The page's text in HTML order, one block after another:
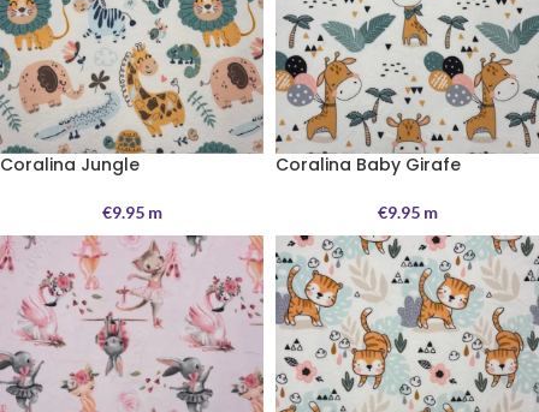
Coralina Jungle
€9.95m
Coralina Baby Girafe
€9.95m